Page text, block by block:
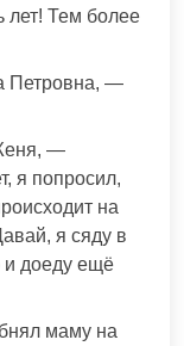
Тем более
Петровна, —
—
я попросил,
на
я сяду в
и доеду ещё
маму на